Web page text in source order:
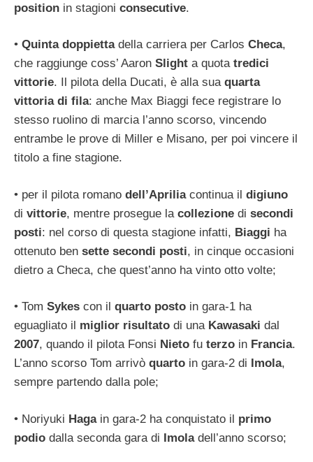
position in stagioni consecutive.
• Quinta doppiettadella carriera per Carlos Checa,
che raggiunge coss’ Aaron Slight a quota tredici
vittorie. Il pilota della Ducati, è alla sua quarta
vittoria di fila: anche Max Biaggi fece registrare lo
stesso ruolino di marcia l’anno scorso, vincendo
entrambe le prove di Miller e Misano, per poi vincere il
titolo a fine stagione.
• per il pilota romano dell’Apriliacontinua il digiuno
di vittorie, mentre prosegue la collezione di secondi
posti: nel corso di questa stagione infatti, Biaggi ha
ottenuto ben sette secondi posti, in cinque occasioni
dietro a Checa, che quest’anno ha vinto otto volte;
• Tom Sykes con il quarto posto in gara-1 ha
eguagliato il miglior risultato di una Kawasaki dal
2007, quando il pilota Fonsi Nieto fu terzo in Francia.
L’anno scorso Tom arrivò quarto in gara-2 di Imola,
sempre partendo dalla pole;
• Noriyuki Hagain gara-2 ha conquistato il primo
podio dalla seconda gara di Imoladell’anno scorso;